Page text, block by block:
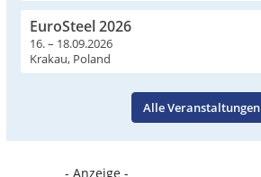
EuroSteel 2026
16. – 18.09.2026
Krakau, Poland
Alle Veranstaltungen
- Anzeige -